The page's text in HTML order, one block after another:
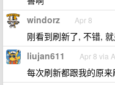
windorz Apr 8
刚看到刷新了, 不错,
liujan611 Apr 8 via
每次刷新都跟我的原